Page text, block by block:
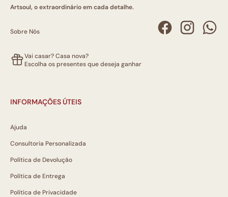
Artsoul, o extraordinário em cada detalhe.
Sobre Nós
Vai casar? Casa nova?
Escolha os presentes que deseja ganhar
INFORMAÇÕES ÚTEIS
Ajuda
Consultoria Personalizada
Política de Devolução
Política de Entrega
Política de Privacidade